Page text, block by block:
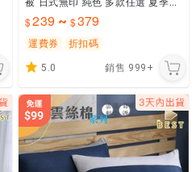
清價
239~ 379
運費券 折扣碼
5.0 銷售 999+